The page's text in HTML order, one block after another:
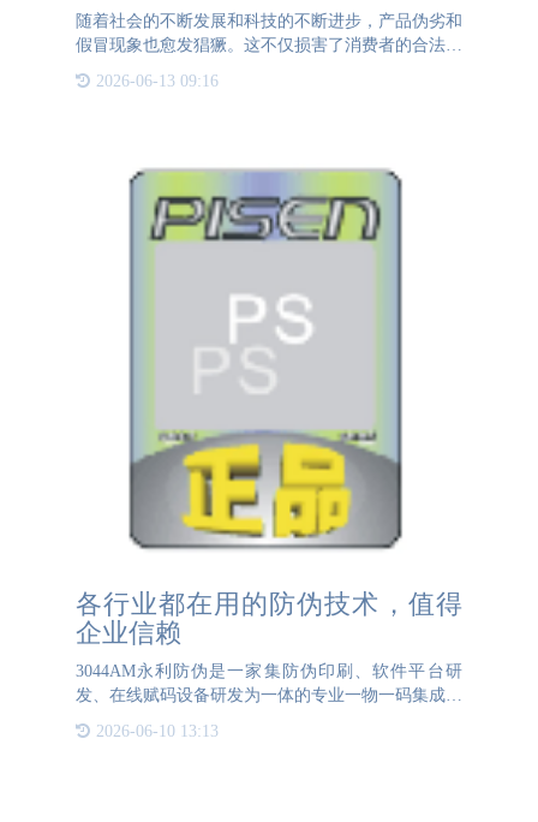
随着社会的不断发展和科技的不断进步，产品伪劣和
假冒现象也愈发猖獗。这不仅损害了消费者的合法权
益，还对企业的声誉造成了极大的威胁。为了应对这
一挑战，防伪溯源系统应运而生，成为了保护消费者
2026-06-13 09:16
各行业都在用的防伪技术，值得
企业信赖
3044AM永利防伪是一家集防伪印刷、软件平台研
发、在线赋码设备研发为一体的专业一物一码集成服
了完美的防伪溯源方案，其根本就是在于我们的核心
2026-06-10 13:13